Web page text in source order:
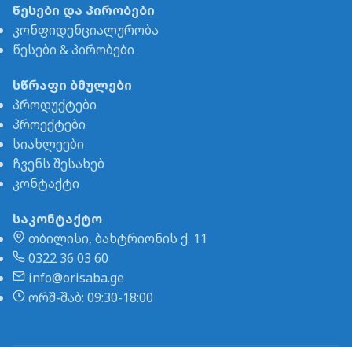
წესები და პირობები
კონფიდენციალურობა
წესები & პირობები
სწრაფი ბმულები
პროდუქტები
პროექტები
სიახლეები
ჩვენს შესახებ
კონტაქტი
საკონტაქტო
თბილისი, ბახტრიონის ქ. 11
0322 36 03 60
info@orisaba.ge
ორშ-შაბ: 09:30-18:00